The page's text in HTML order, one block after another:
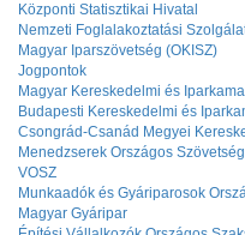
Központi Statisztikai Hivatal
Nemzeti Foglalakoztatási
Magyar Iparszövetség (OKISZ)
Jogpontok
Magyar Kereskedelmi és
Budapesti Kereskedelmi és
Csongrád-Csanád Megyei
Menedzserek Országos
VOSZ
Munkaadók és Gyáriparosok
Magyar Gyáripar